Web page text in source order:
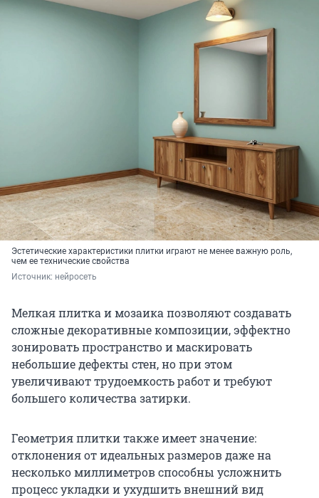
Эстетические характеристики плитки играют не менее важную роль,
чем ее технические свойства
Источник: нейросеть
Мелкая плитка и мозаика позволяют создавать
сложные декоративные композиции, эффектно
зонировать пространство и маскировать
небольшие дефекты стен, но при этом
увеличивают трудоемкость работ и требуют
большего количества затирки.
Геометрия плитки также имеет значение:
отклонения от идеальных размеров даже на
несколько миллиметров способны усложнить
процесс укладки и ухудшить внешний вид